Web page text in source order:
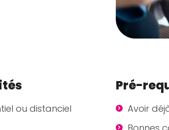
ou distanciel
Pré-
Avoir
Bonnes